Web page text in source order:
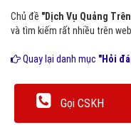
Chủ đề "Dịch Vụ Quảng
và tìm kiếm rất nhiều trên
Quay lại danh mục "Hỏi
Gọi CSKH